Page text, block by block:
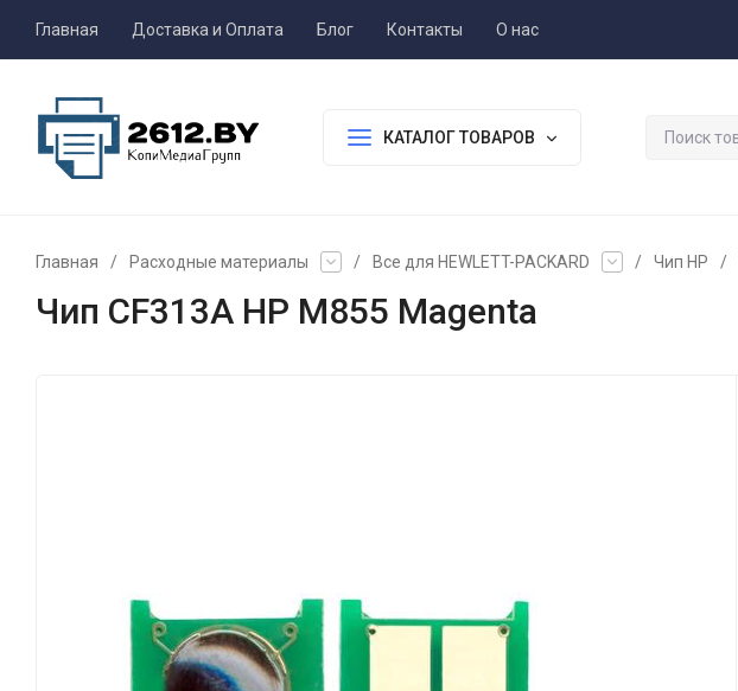
Главная Доставка и Оплата Блог Контакты О нас
КАТАЛОГ ТОВАРОВ
Главная / Расходные материалы / Все для HEWLETT-PACKARD / Чип HP /
Чип CF313A HP M855 Magenta